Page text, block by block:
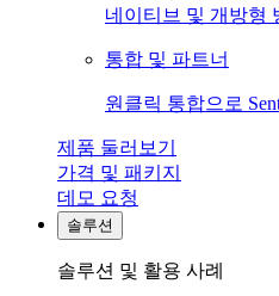
네이티브 및 개방형
통합 및 파트너
원클릭 통합으로
제품 둘러보기
가격 및 패키지
데모 요청
솔루션
솔루션 및 활용 사례